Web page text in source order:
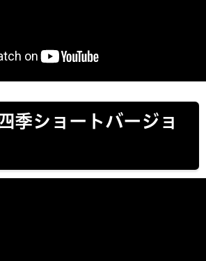
季ショートバージョ